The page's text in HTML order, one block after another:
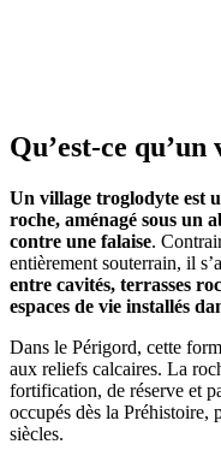
Qu’est-ce
Un village troglodyte est
roche, aménagé sous un
contre une falaise.
entièrement souterrain, il
entre cavités, terrasses
espaces de vie installés
Dans le Périgord, cette
aux reliefs calcaires. La
fortification, de réserve et
occupés dès la Préhistoire,
siècles.